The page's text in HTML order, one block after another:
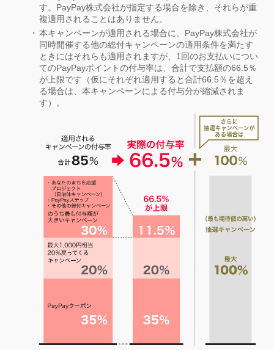
す。PayPay株式会社が指定する場合を除き、それらが重
複適用されることはありません。
本キャンペーンが適用される場合に、PayPay株式会社が
同時開催する他の総付キャンペーンの適用条件を満たす
ときにはそれらも適用されますが、1回のお支払いについ
てのPayPayポイントの付与率は、合計で支払額の66.5％
が上限です（仮にそれぞれ適用すると合計66.5％を超え
る場合は、本キャンペーンによる付与分が縮減されま
す）。